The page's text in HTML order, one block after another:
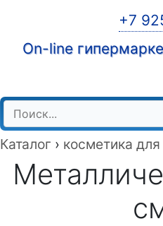
+7
On-line
Каталог › косметика